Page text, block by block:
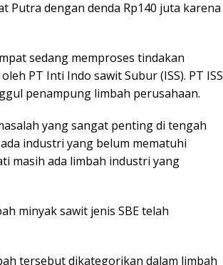
Putra dengan denda Rp140 juta karena
sedang memproses tindakan
PT Inti Indo sawit Subur (ISS). PT ISS
penampung limbah perusahaan.
yang sangat penting di tengah
industri yang belum mematuhi
masih ada limbah industri yang
minyak sawit jenis SBE telah
tersebut dikategorikan dalam limbah